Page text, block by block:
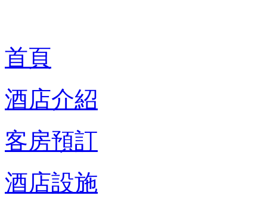
首頁
酒店介紹
客房預訂
酒店設施